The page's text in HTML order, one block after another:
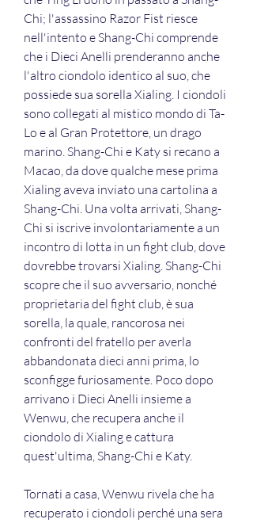
Chi; l'assassino Razor Fist riesce
nell'intento e Shang-Chi comprende
che i Dieci Anelli prenderanno anche
l'altro ciondolo identico al suo, che
possiede sua sorella Xialing. I ciondoli
sono collegati al mistico mondo di Ta-
Lo e al Gran Protettore, un drago
marino. Shang-Chi e Katy si recano a
Macao, da dove qualche mese prima
Xialing aveva inviato una cartolina a
Shang-Chi. Una volta arrivati, Shang-
Chi si iscrive involontariamente a un
incontro di lotta in un fight club, dove
dovrebbe trovarsi Xialing. Shang-Chi
scopre che il suo avversario, nonché
proprietaria del fight club, è sua
sorella, la quale, rancorosa nei
confronti del fratello per averla
abbandonata dieci anni prima, lo
sconfigge furiosamente. Poco dopo
arrivano i Dieci Anelli insieme a
Wenwu, che recupera anche il
ciondolo di Xialing e cattura
quest'ultima, Shang-Chi e Katy.
Tornati a casa, Wenwu rivela che ha
recuperato i ciondoli perché una sera